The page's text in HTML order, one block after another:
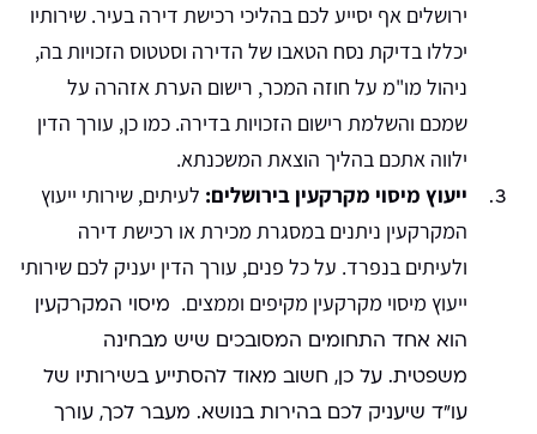
ירושלים אף יסייע לכם בהליכי רכישת דירה בעיר. שירותיו
יכללו בדיקת נסח הטאבו של הדירה וסטטוס הזכויות בה,
ניהול מו"מ על חוזה המכר, רישום הערת אזהרה על
שמכם והשלמת רישום הזכויות בדירה. כמו כן, עורך הדין
ילווה אתכם בהליך הוצאת המשכנתא.
ייעוץ מיסוי מקרקעין בירושלים: לעיתים, שירותי ייעוץ
המקרקעין ניתנים במסגרת מכירת או רכישת דירה
ולעיתים בנפרד. על כל פנים, עורך הדין יעניק לכם שירותי
ייעוץ מיסוי מקרקעין מקיפים וממצים. מיסוי המקרקעין
הוא אחד התחומים המסובכים שיש מבחינה
משפטית. על כן, חשוב מאוד להסתייע בשירותיו של
עו"ד שיעניק לכם בהירות בנושא. מעבר לכך, עורך